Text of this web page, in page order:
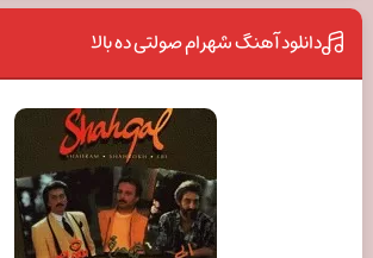
دانلود آهنگ شهرام صولتی ده بالا